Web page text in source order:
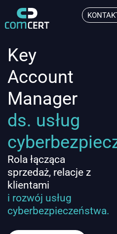
Key
Account
Manager
ds. usług
Rola łącząca
sprzedaż, relacje z
klientami
i rozwój usług
cyberbezpieczeństwa.